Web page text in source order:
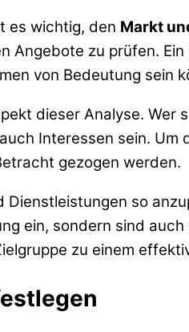
es wichtig, den Markt
Angebote zu prüfen.
von Bedeutung sein
dieser Analyse. Wer
Interessen sein.
gezogen werden.
so
ein, sondern sind
zu einem